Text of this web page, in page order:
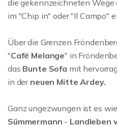
die gekennzeichneten Wege
im "Chip in" oder "Il Campo"
Über die Grenzen
"Café Melange" in
das Bunte Sofa mit
in derneuen Mitte Ardey.
Ganz ungezwungen ist es
Sümmermann - Landleben